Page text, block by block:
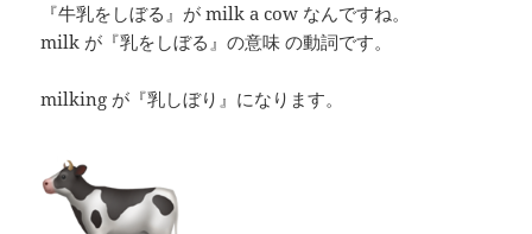
『牛乳をしぼる』が milk a cow なんですね。
milk が『乳をしぼる』の意味 の動詞です。
milking が『乳しぼり』になります。